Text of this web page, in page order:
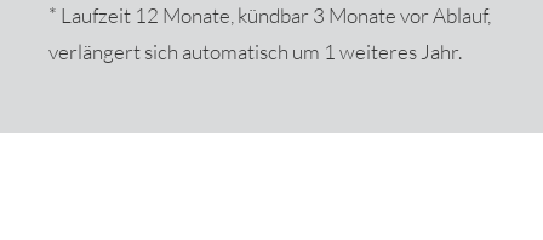
* Laufzeit 12 Monate, kündbar 3 Monate vor Ablauf,
verlängert sich automatisch um 1 weiteres Jahr.